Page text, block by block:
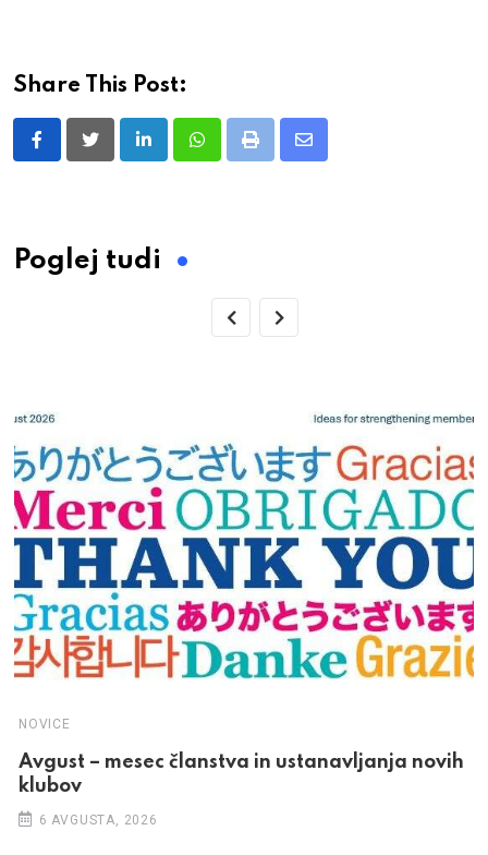
Share This Post:
LinkedInWhatsappPrint
Share
Poglej tudi
NOVICE
Avgust – mesec članstva in ustanavljanja novih
klubov
6 AVGUSTA, 2026